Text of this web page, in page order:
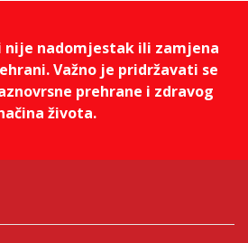
nije nadomjestak ili zamjena
Važno je pridržavati se
prehrane i zdravog
života.